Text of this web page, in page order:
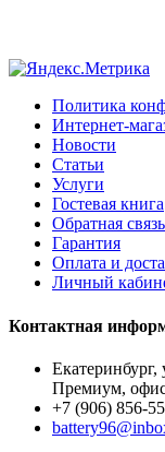
Политика
Интернет-
Новости
Статьи
Услуги
Гостевая книга
Обратная связь
Гарантия
Оплата и
Личный
Контактная
Премиум,
+7 (906) 856-